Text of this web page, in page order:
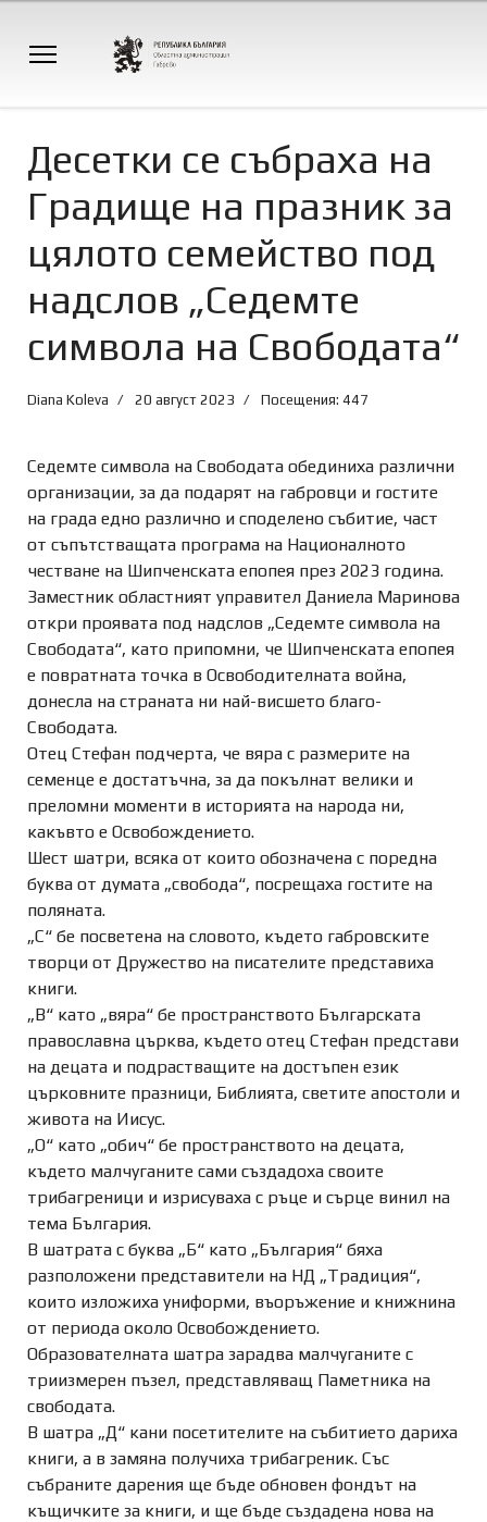
Десетки се събраха на
Градище на празник за
цялото семейство под
надслов „Седемте
символа на Свободата“
Diana Koleva 20 август 2023 Посещения: 447
Седемте символа на Свободата обединиха различни
организации, за да подарят на габровци и гостите
на града едно различно и споделено събитие, част
от съпътстващата програма на Националното
честване на Шипченската епопея през 2023 година.
Заместник областният управител Даниела Маринова
откри проявата под надслов „Седемте символа на
Свободата“, като припомни, че Шипченската епопея
е повратната точка в Освободителната война,
донесла на страната ни най-висшето благо-
Свободата.
Отец Стефан подчерта, че вяра с размерите на
семенце е достатъчна, за да покълнат велики и
преломни моменти в историята на народа ни,
какъвто е Освобождението.
Шест шатри, всяка от които обозначена с поредна
буква от думата „свобода“, посрещаха гостите на
поляната.
„С“ бе посветена на словото, където габровските
творци от Дружество на писателите представиха
книги.
„В“ като „вяра“ бе пространството Българската
православна църква, където отец Стефан представи
на децата и подрастващите на достъпен език
църковните празници, Библията, светите апостоли и
живота на Иисус.
„О“ като „обич“ бе пространството на децата,
където малчуганите сами създадоха своите
трибагреници и изрисуваха с ръце и сърце винил на
тема България.
В шатрата с буква „Б“ като „България“ бяха
разположени представители на НД „Традиция“,
които изложиха униформи, въоръжение и книжнина
от периода около Освобождението.
Образователната шатра зарадва малчуганите с
триизмерен пъзел, представляващ Паметника на
свободата.
В шатра „Д“ кани посетителите на събитието дариха
книги, а в замяна получиха трибагреник. Със
събраните дарения ще бъде обновен фондът на
къщичките за книги, и ще бъде създадена нова на